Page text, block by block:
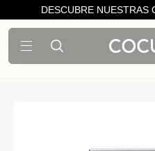
DESCUBRE NUESTRAS